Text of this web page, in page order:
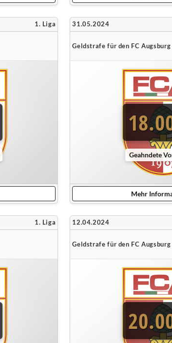
1. Liga 31.05.2024
Geldstrafe für den FC Augsburg
Geahndete
Mehr
1. Liga 12.04.2024
Geldstrafe für den FC Augsburg